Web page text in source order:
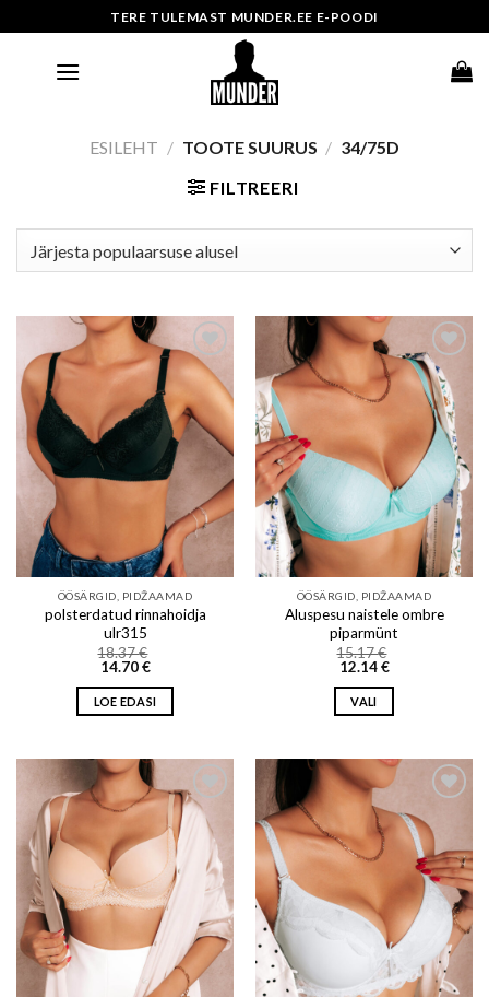
to
TERE TULEMAST MUNDER.EE E-POODI
ESILEHT / TOOTE SUURUS / 34/75D
FILTREERI
Add to wishlist
ÖÖSÄRGID, PIDŽAAMAD
polsterdatud rinnahoidja
ulr315
18.37€
14.70€
LOE EDASI
Add to wishlist
ÖÖSÄRGID, PIDŽAAMAD
Aluspesu naistele ombre
piparmünt
15.17€
12.14€
VALI
has
multiple
variants.
The
options
be
chosen
the
Add to wishlist Add to wishlist